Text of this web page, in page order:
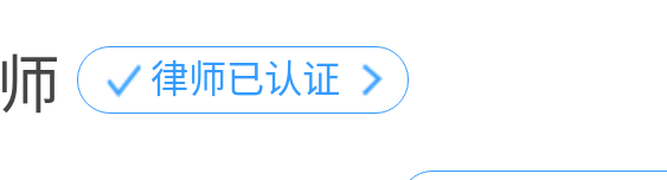
律师已认证